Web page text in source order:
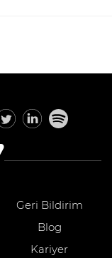
Geri Bildirim
Blog
Kariyer